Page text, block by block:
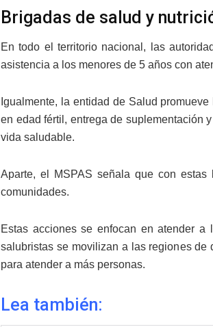
Brigadas de salud y
En todo el territorio nacional, las
asistencia a los menores de 5 años con
Igualmente, la entidad de Salud
en edad fértil, entrega de suplementación
vida saludable.
Aparte, el MSPAS señala que con
comunidades.
Estas acciones se enfocan en atender
salubristas se movilizan a las regiones
para atender a más personas.
Lea también: